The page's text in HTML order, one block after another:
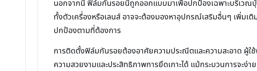
นอกจากนี้ ฟิล์มกันรอยนี้ถูกออกแบบมาเพื่อปกป้องเฉพาะบริเว
ทั้งตัวเครื่องหรือเลนส์ อาจจะต้องมองหาอุปกรณ์เสริมอื่นๆ เพิ่ม
ปกป้องตามที่ต้องการ
การติดตั้งฟิล์มกันรอยต้องอาศัยความประณีตและความสะอาด ผู้
ความสวยงามและประสิทธิภาพการยึดเกาะได้ แม้กระบวนการจะ